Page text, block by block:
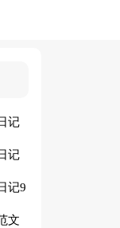
记
记
记9
文